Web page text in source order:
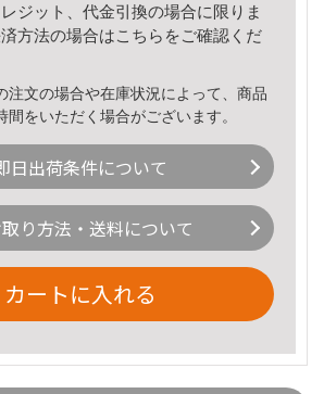
ジット、代金引換の場合に限りま
方法の場合はこちら をご確認くだ
文の場合や在庫状況によって、商品
間をいただく場合がございます。
日出荷条件について
り方法・送料について
カートに入れる